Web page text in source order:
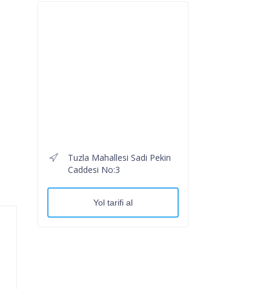
Tuzla Mahallesi Sadi Pekin
Caddesi No:3
Yol tarifi al